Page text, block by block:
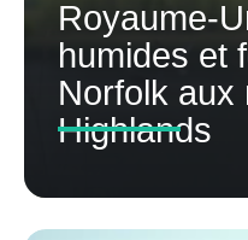
Royaume-
humides et
Norfolk aux
Highlands